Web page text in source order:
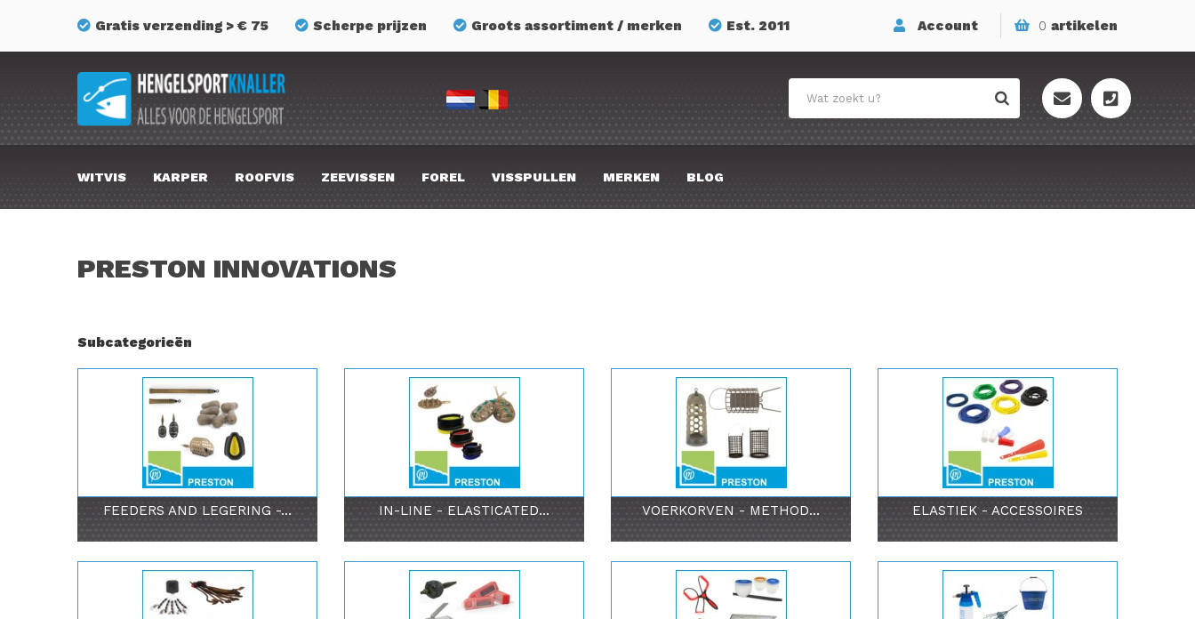
Gratis verzending > € 75 Scherpe prijzen Groots assortiment / merken Est. 2011 0 artikelen
Account
WITVIS KARPER ROOFVIS ZEEVISSEN FOREL VISSPULLEN MERKEN BLOG
PRESTON INNOVATIONS
Subcategorieën
FEEDERS AND LEGERING -... IN-LINE - ELASTICATED... VOERKORVEN - METHOD... ELASTIEK - ACCESSOIRES